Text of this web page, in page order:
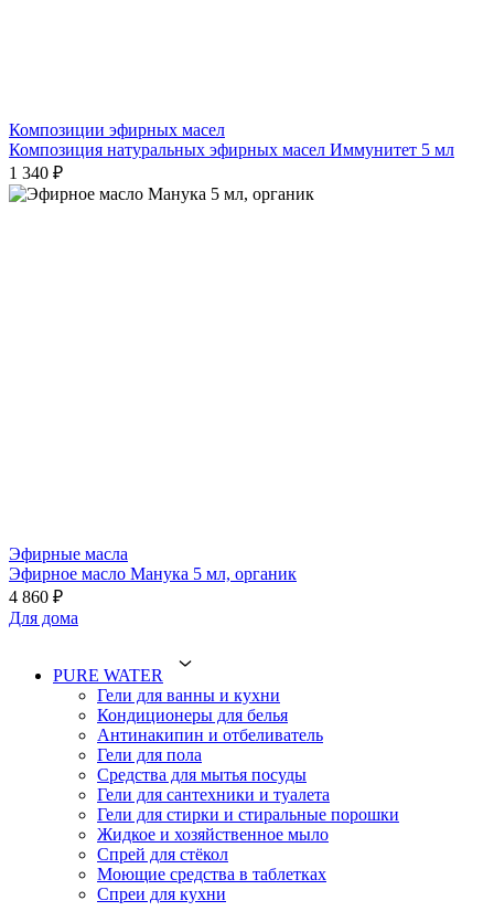
Композиции эфирных масел
Композиция натуральных эфирных масел Иммунитет 5 мл
1 340 ₽
Эфирные масла
Эфирное масло Манука 5 мл, органик
4 860 ₽
Для дома
PURE WATER
Гели для ванны и кухни
Кондиционеры для белья
Антинакипин и отбеливатель
Гели для пола
Средства для мытья посуды
Гели для сантехники и туалета
Гели для стирки и стиральные порошки
Жидкое и хозяйственное мыло
Спрей для стёкол
Моющие средства в таблетках
Спреи для кухни